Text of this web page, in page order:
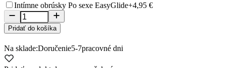
Intímne obrúsky Po sexe EasyGlide+4,95 €
Pridať do košíka
Na sklade:Doručenie5-7pracovné dni